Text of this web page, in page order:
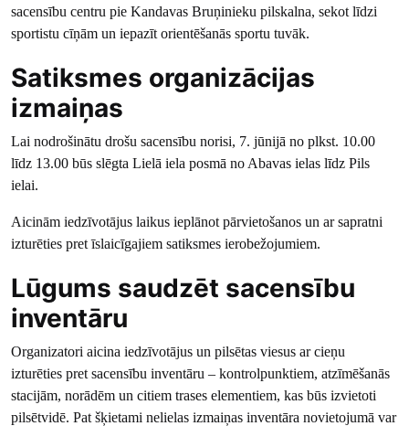
sacensību centru pie Kandavas Bruņinieku pilskalna, sekot līdzi
sportistu cīņām un iepazīt orientēšanās sportu tuvāk.
Satiksmes organizācijas
izmaiņas
Lai nodrošinātu drošu sacensību norisi, 7. jūnijā no plkst. 10.00
līdz 13.00 būs slēgta Lielā iela posmā no Abavas ielas līdz Pils
ielai.
Aicinām iedzīvotājus laikus ieplānot pārvietošanos un ar sapratni
izturēties pret īslaicīgajiem satiksmes ierobežojumiem.
Lūgums saudzēt sacensību
inventāru
Organizatori aicina iedzīvotājus un pilsētas viesus ar cieņu
izturēties pret sacensību inventāru – kontrolpunktiem, atzīmēšanās
stacijām, norādēm un citiem trases elementiem, kas būs izvietoti
pilsētvidē. Pat šķietami nelielas izmaiņas inventāra novietojumā var